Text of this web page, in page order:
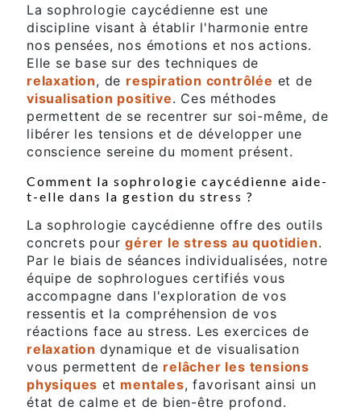
La sophrologie caycédienne est une
discipline visant à établir l'harmonie entre
nos pensées, nos émotions et nos actions.
Elle se base sur des techniques de
relaxation, de respiration contrôlée et de
visualisation positive. Ces méthodes
permettent de se recentrer sur soi-même, de
libérer les tensions et de développer une
conscience sereine du moment présent.
Comment la sophrologie caycédienne aide-
t-elle dans la gestion du stress ?
La sophrologie caycédienne offre des outils
concrets pourgérer le stress au quotidien.
Par le biais de séances individualisées, notre
équipe de sophrologues certifiés vous
accompagne dans l'exploration de vos
ressentis et la compréhension de vos
réactions face au stress. Les exercices de
relaxation dynamique et de visualisation
vous permettent de relâcher les tensions
physiques et mentales, favorisant ainsi un
état de calme et de bien-être profond.